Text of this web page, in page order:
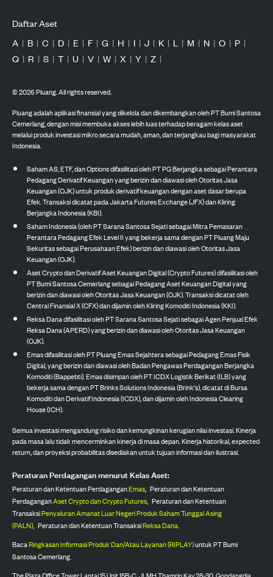
Daftar Aset
A | B | C | D | E | F | G | H | I | J | K | L | M | N | O | P |
Q | R | S | T | U | V | W | X | Y | Z |
©2026Pluang. All rights reserved.
Pluang adalah aplikasi finansial yang dikelola dan dikembangkan oleh PT Bumi Santosa
Cemerlang, dengan misi membuka akses lebih luas terhadap beragam kelas aset
melalui produk investasi mikro secara mudah, aman, dan terjangkau bagi masyarakat
Indonesia.
Saham AS, ETF, dan Options difasilitasi oleh PT PG Berjangka sebagai Perantara
Pedagang Derivatif Keuangan yang berizin dan diawasi oleh Otoritas Jasa
Keuangan (OJK) untuk produk derivatif keuangan dengan aset dasar berupa
Efek. Transaksi dicatat pada Jakarta Futures Exchange (JFX) dan Kliring
Berjangka Indonesia (KBI).
Saham Indonesia (oleh PT Sarana Santosa Sejati sebagai Mitra Pemasaran
Perantara Pedagang Efek Level II yang bekerja sama dengan PT Pluang Maju
Sekuritas sebagai Perusahaan Efek) berizin dan diawasi oleh Otoritas Jasa
Keuangan (OJK).
Aset Crypto dan Derivatif Aset Keuangan Digital (Crypto Futures) difasilitasi oleh
PT Bumi Santosa Cemerlang sebagai Pedagang Aset Keuangan Digital yang
berizin dan diawasi oleh Otoritas Jasa Keuangan (OJK). Transaksi dicatat oleh
Central Finansial X (CFX) dan dijamin oleh Kliring Komoditi Indonesia (KKI).
Reksa Dana difasilitasi oleh PT Sarana Santosa Sejati sebagai Agen Penjual Efek
Reksa Dana (APERD) yang berizin dan diawasi oleh Otoritas Jasa Keuangan
(OJK).
Emas difasilitasi oleh PT Pluang Emas Sejahtera sebagai Pedagang Emas Fisik
Digital, yang berizin dan diawasi oleh Badan Pengawas Perdagangan Berjangka
Komoditi (Bappebti). Emas disimpan oleh PT ICDX Logistik Berikat (ILB) yang
bekerja sama dengan PT Brinks Solutions Indonesia (Brink's), dicatat di Bursa
Komoditi dan Derivatif Indonesia (ICDX), dan dijamin oleh Indonesia Clearing
House (ICH).
Semua investasi mengandung risiko dan kemungkinan kerugian nilai investasi. Kinerja
pada masa lalu tidak mencerminkan kinerja di masa depan. Kinerja historikal, expected
return, dan proyeksi probabilitas disediakan untuk tujuan informasi dan ilustrasi.
Peraturan Perdagangan menurut Kelas Aset:
Peraturan dan Ketentuan PerdaganganEmas, Peraturan dan Ketentuan
PerdaganganAset Crypto dan Crypto Futures, Peraturan dan Ketentuan
TransaksiPenyaluran Amanat Luar Negeri Produk Saham Tunggal Asing
(PALN), Peraturan dan Ketentuan TransaksiReksa Dana.
BacaRingkasan Informasi Produk Dan/Atau Layanan (RIPLAY)untuk PT Bumi
Santosa Cemerlang.